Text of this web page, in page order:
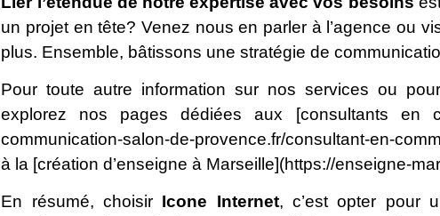
un projet en tête? Venez nous en parler à l’agence ou
plus. Ensemble, bâtissons une stratégie de
Pour toute autre information sur nos services ou
explorez nos pages dédiées aux [consultants en
communication-salon-de-provence.fr/consultant-en-
à la [création d’enseigne à Marseille](https://enseigne-
En résumé, choisir Icone Internet, c’est opter pour